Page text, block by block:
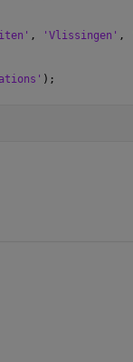
, 'Vlissingen' ,
);